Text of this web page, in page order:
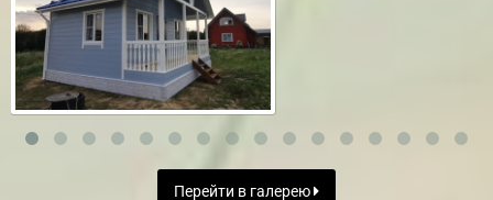
Перейти в галерею